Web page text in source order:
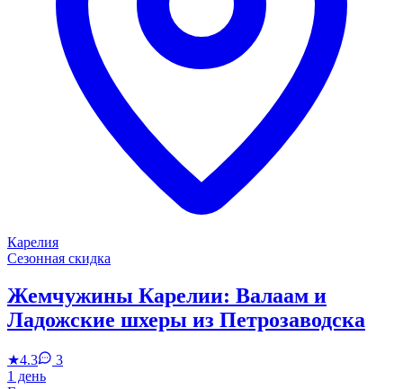
Карелия
Сезонная скидка
Жемчужины Карелии: Валаам и
Ладожские шхеры из Петрозаводска
★4.3
3
1 день